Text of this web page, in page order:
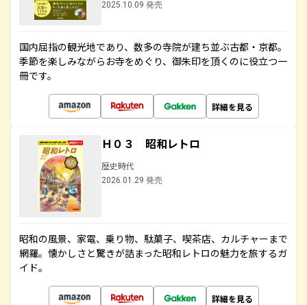
2025.10.09 発売
国内屈指の観光地であり、数多の寺院が建ち並ぶ古都・京都。
季節を楽しみながらお寺をめぐり、御朱印を頂くのに役立つ一
冊です。
詳細を見る
Ｈ０３ 昭和レトロ
歴史時代
2026.01.29 発売
昭和の風景、家電、乗り物、駄菓子、喫茶店、カルチャーまで
網羅。懐かしさと驚きが詰まった昭和レトロの魅力を旅するガ
イド。
詳細を見る